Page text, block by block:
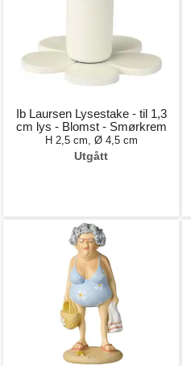
Ib Laursen Lysestake - til 1,3
cm lys - Blomst - Smørkrem
H 2,5 cm, Ø 4,5 cm
Utgått